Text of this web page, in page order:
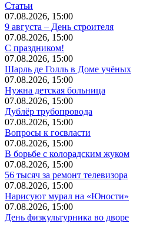
Статьи
07.08.2026, 15:00
9 августа – День строителя
07.08.2026, 15:00
С праздником!
07.08.2026, 15:00
Шарль де Голль в Доме учёных
07.08.2026, 15:00
Нужна детская больница
07.08.2026, 15:00
Дублёр трубопровода
07.08.2026, 15:00
Вопросы к госвласти
07.08.2026, 15:00
В борьбе с колорадским жуком
07.08.2026, 15:00
56 тысяч за ремонт телевизора
07.08.2026, 15:00
Нарисуют мурал на «Юности»
07.08.2026, 15:00
День физкультурника во дворе